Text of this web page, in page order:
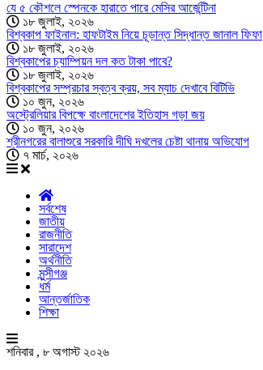
যে ৫ কৌশলে স্পেনকে হারাতে পারে মেসির আর্জেন্টিনা
১৮ জুলাই, ২০২৬
বিশ্বকাপ ফাইনাল: হাফটাইম নিয়ে চূড়ান্ত সিদ্ধান্ত জানাল ফিফা
১৮ জুলাই, ২০২৬
বিশ্বকাপের চ্যাম্পিয়ন দল কত টাকা পাবে?
১৮ জুলাই, ২০২৬
বিশ্বকাপের সম্প্রচার স্বত্ব ক্রয়, সব ম্যাচ দেখাবে বিটিভি
১০ জুন, ২০২৬
অস্ট্রেলিয়ার বিপক্ষে বাংলাদেশের ইতিহাস গড়া জয়
১০ জুন, ২০২৬
শ্রীনগরের বালাশুরে সরকারি দীঘি দখলের চেষ্টা থানায় অভিযোগ
৭ মার্চ, ২০২৬
সর্বশেষ
জাতীয়
রাজনীতি
সারাদেশ
অর্থনীতি
মুন্সীগঞ্জ
ধর্ম
আন্তর্জাতিক
শিক্ষা
শনিবার , ৮ অগাস্ট ২০২৬